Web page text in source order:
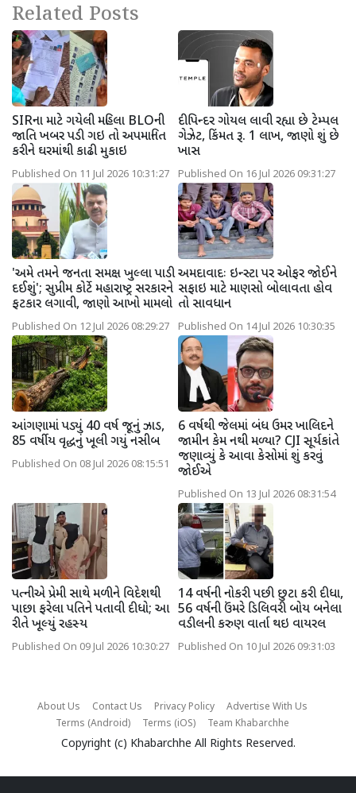
Related Posts
SIRના માટે ગયેલી મહિલા BLOની
જાતિ ખબર પડી ગઇ તો અપમાનિત
કરીને ઘરમાંથી કાઢી મુકાઇ
Published On 11 Jul 2026 10:31:27
દીપિન્દર ગોયલ લાવી રહ્યા છે ટેમ્પલ
ગેઝેટ, કિંમત રૂ. 1 લાખ, જાણો શું છે
ખાસ
Published On 16 Jul 2026 09:31:27
'અમે તમને જનતા સમક્ષ ખુલ્લા પાડી
દઈશું'; સુપ્રીમ કોર્ટે મહારાષ્ટ્ર સરકારને
ફટકાર લગાવી, જાણો આખો મામલો
Published On 12 Jul 2026 08:29:27
અમદાવાદઃ ઇન્સ્ટા પર ઓફર જોઈને
સફાઇ માટે માણસો બોલાવતા હોવ
તો સાવધાન
Published On 14 Jul 2026 10:30:35
આંગણામાં પડ્યું 40 વર્ષ જૂનું ઝાડ,
85 વર્ષીય વૃદ્ધનું ખૂલી ગયું નસીબ
Published On 08 Jul 2026 08:15:51
6 વર્ષથી જેલમાં બંધ ઉમર ખાલિદને
જામીન કેમ નથી મળ્યા? CJI સૂર્યકાંતે
જણાવ્યું કે આવા કેસોમાં શું કરવું
જોઈએ
Published On 13 Jul 2026 08:31:54
પત્નીએ પ્રેમી સાથે મળીને વિદેશથી
પાછા ફરેલા પતિને પતાવી દીધો; આ
રીતે ખૂલ્યું રહસ્ય
Published On 09 Jul 2026 10:30:27
14 વર્ષની નોકરી પછી છુટા કરી દીધા,
56 વર્ષની ઉંમરે ડિલિવરી બોય બનેલા
વડીલની કરુણ વાર્તા થઇ વાયરલ
Published On 10 Jul 2026 09:31:03
About Us Contact Us Privacy Policy
Advertise With Us
Terms (Android)
Terms (iOS) Team Khabarchhe
Copyright (c) Khabarchhe All Rights Reserved.